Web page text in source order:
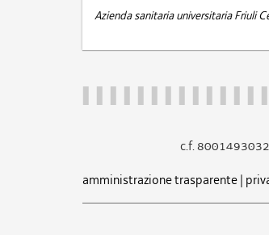
Azienda sanitaria universitaria Friuli
c.f.
amministrazione trasparente|